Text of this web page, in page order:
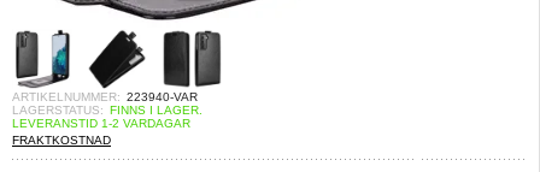
ARTIKELNUMMER: 223940-VAR
LAGERSTATUS: FINNS I LAGER.
LEVERANSTID 1-2 VARDAGAR
FRAKTKOSTNAD